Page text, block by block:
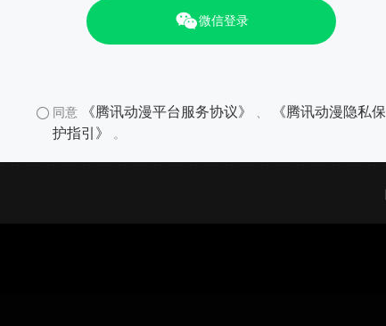
微信登录
同意 《腾讯动漫平台服务协议》
《腾讯动漫隐私保
护指引》
。